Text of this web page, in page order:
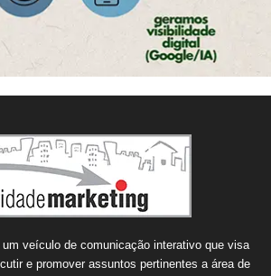
veículo de comunicação interativo que visa
e promover assuntos pertinentes a área de